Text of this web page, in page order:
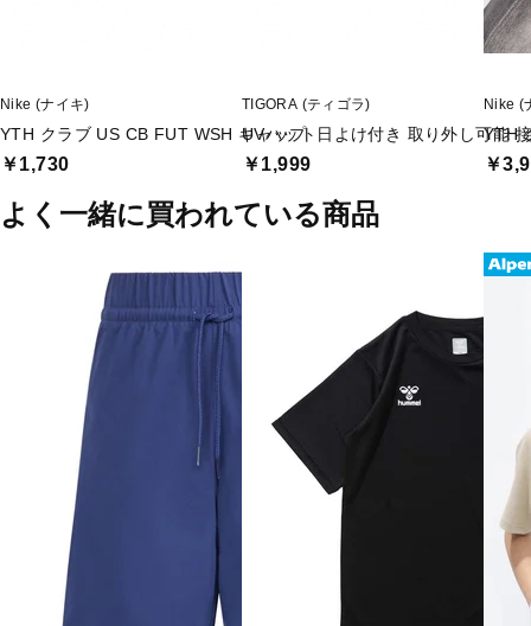
Nike (ナイキ)
YTH クラブ US CB FUT WSH キャップ
￥1,730
TIGORA (ティゴラ)
UVハット日よけ付き 取り外し可能
￥1,999
Nike (
YTH
￥
よく一緒に買われている商品